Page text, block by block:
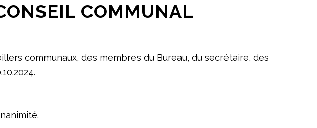
COMMUNAL
communaux, des membres du Bureau, du secrétaire, des